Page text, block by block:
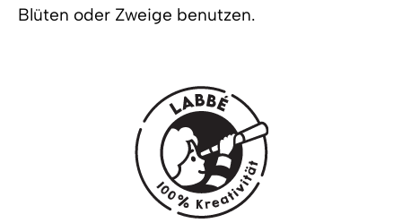
Blüten oder Zweige benutzen.